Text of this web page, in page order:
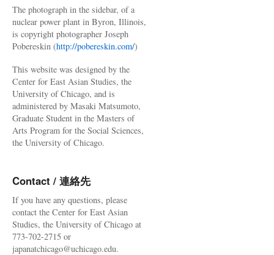
The photograph in the sidebar, of a
nuclear power plant in Byron, Illinois,
is copyright photographer Joseph
Pobereskin (http://pobereskin.com/)
This website was designed by the
Center for East Asian Studies, the
University of Chicago, and is
administered by Masaki Matsumoto,
Graduate Student in the Masters of
Arts Program for the Social Sciences,
the University of Chicago.
Contact / 連絡先
If you have any questions, please
contact the Center for East Asian
Studies, the University of Chicago at
773-702-2715 or
japanatchicago@uchicago.edu.